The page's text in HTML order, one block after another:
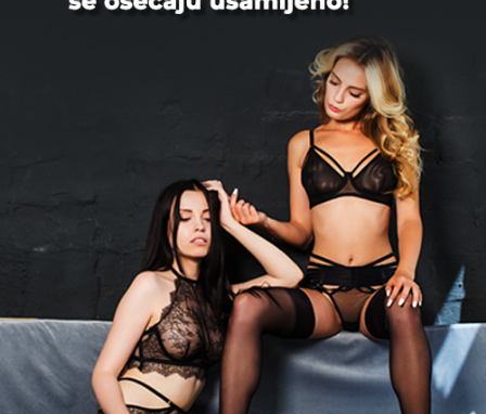
Erotska masaža za dame.
Srecko, 29
Za dame svih godina dečko iz bg 29
godina za više informacija viber ili vcp
Dragan, 51
Ne znam da li vredi pokušati. Danas se
sve svodi na novac, laž i iskorištavanje.
Do sada sam uvek...